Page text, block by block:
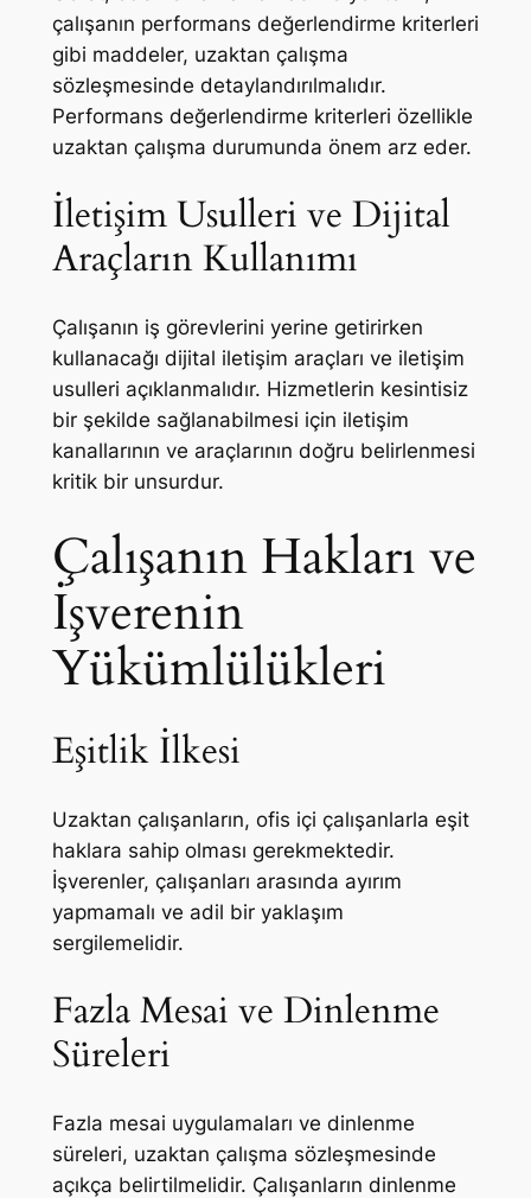
çalışanın performans değerlendirme kriterleri
gibi maddeler, uzaktan çalışma
sözleşmesinde detaylandırılmalıdır.
Performans değerlendirme kriterleri özellikle
uzaktan çalışma durumunda önem arz eder.
İletişim Usulleri ve Dijital
Araçların Kullanımı
Çalışanın iş görevlerini yerine getirirken
kullanacağı dijital iletişim araçları ve iletişim
usulleri açıklanmalıdır. Hizmetlerin kesintisiz
bir şekilde sağlanabilmesi için iletişim
kanallarının ve araçlarının doğru belirlenmesi
kritik bir unsurdur.
Çalışanın Hakları ve
İşverenin
Yükümlülükleri
Eşitlik İlkesi
Uzaktan çalışanların, ofis içi çalışanlarla eşit
haklara sahip olması gerekmektedir.
İşverenler, çalışanları arasında ayırım
yapmamalı ve adil bir yaklaşım
sergilemelidir.
Fazla Mesai ve Dinlenme
Süreleri
Fazla mesai uygulamaları ve dinlenme
süreleri, uzaktan çalışma sözleşmesinde
açıkça belirtilmelidir. Çalışanların dinlenme